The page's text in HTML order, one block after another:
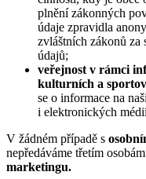
plnění zákonných
údaje zpravidla
zvláštních zákonů za
údajů;
veřejnost v rámci
kulturních a
se o informace na
i elektronických
V žádném případě s
nepředáváme třetím
marketingu.